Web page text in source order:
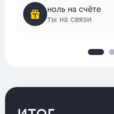
ноль на счёте
ты на связи